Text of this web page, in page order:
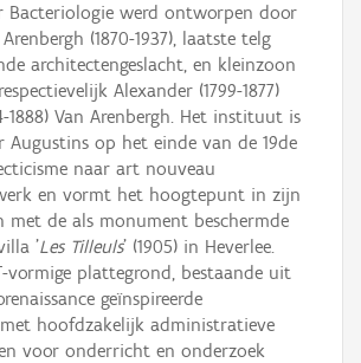
werd ontworpen door
(1870-1937), laatste telg
architectengeslacht, en kleinzoon
Alexander (1799-1877)
1888) Van Arenbergh. Het instituut is
Augustins op het einde van de 19de
naar art nouveau
en vormt het hoogtepunt in zijn
met de als monument beschermde
'Les Tilleuls' (1905) in Heverlee.
vormige plattegrond, bestaande uit
geïnspireerde
hoofdzakelijk administratieve
voor onderricht en onderzoek